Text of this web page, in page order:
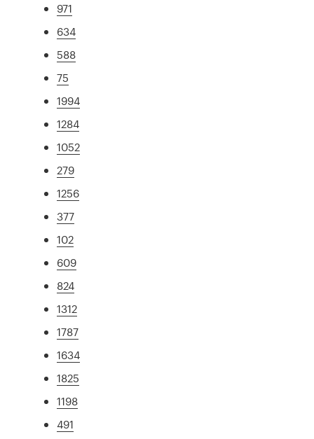
971
634
588
75
1994
1284
1052
279
1256
377
102
609
824
1312
1787
1634
1825
1198
491